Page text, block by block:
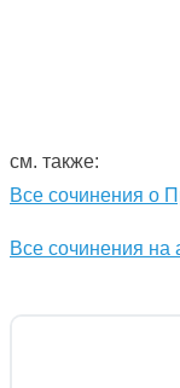
см. также:
Все сочинения о
Все сочинения на